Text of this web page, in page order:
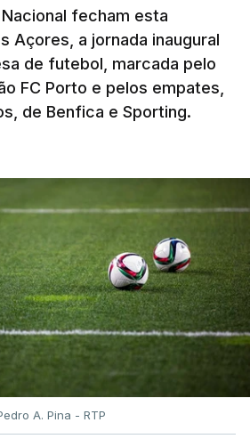
classificado da Volta e o
contrarrelógio, saindo para a
separados por um minuto,
realiza-se a meio da 87ª
interrupção do hábito de
o 'crono', que vigorava
2016.
Volta a Portugal. Nova
Camisola Amarela dilata
fecham esta
Açores, a jornada inaugural
de futebol, marcada pelo
FC Porto e pelos empates,
de Benfica e Sporting.
A. Pina - RTP